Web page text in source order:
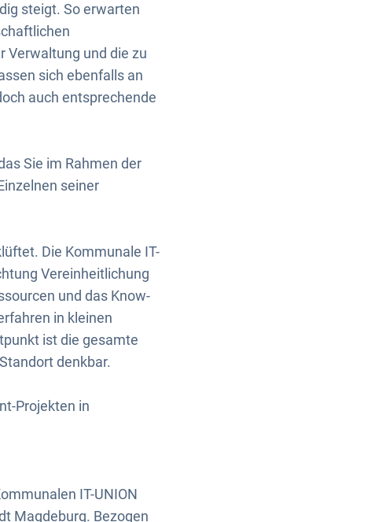
steigt. So erwarten
Verwaltung und die zu
sich ebenfalls an
auch entsprechende
Sie im Rahmen der
seiner
Die Kommunale IT-
Vereinheitlichung
und das Know-
in kleinen
ist die gesamte
denkbar.
Projekten in
IT-UNION
Magdeburg. Bezogen